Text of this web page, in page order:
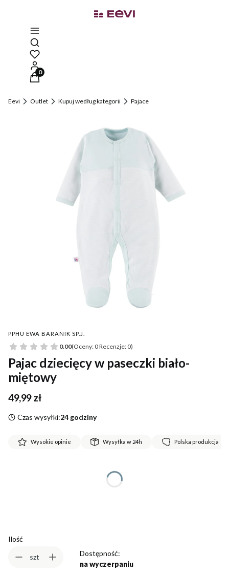
Otwórz wyszukiwarkę
Produkty w koszyku: 0. Zobacz szczegóły
Eevi Outlet Kupuj według kategorii Pajace
PPHU EWA BARANIK SP.J.
0.00(Oceny: 0 Recenzje: 0)
Pajac dziecięcy w paseczki biało-
miętowy
Cena
49,99 zł
Czas wysyłki:24 godziny
Wysokie opinie Wysyłka w 24h Polska produkcja
Ilość
szt
Dostępność:
na wyczerpaniu